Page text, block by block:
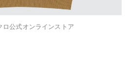
ロ公式オンラインストア